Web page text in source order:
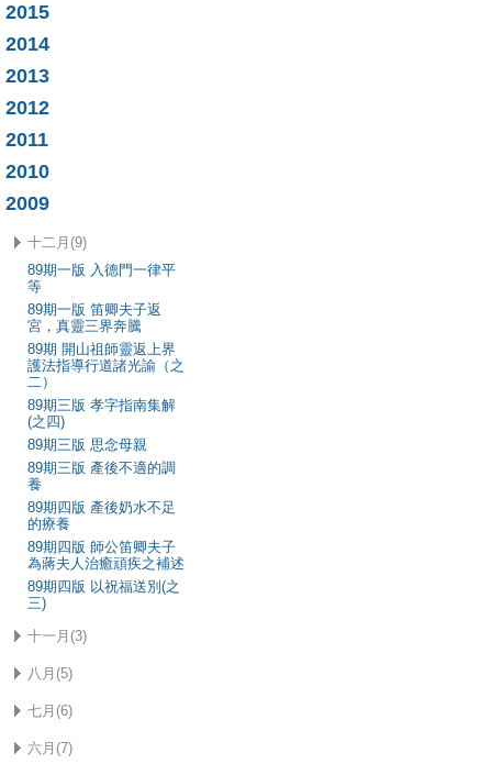
2015
2014
2013
2012
2011
2010
2009
十二月(9)
89期一版 入德門一律平
等
89期一版 笛卿夫子返
宮，真靈三界奔騰
89期 開山祖師靈返上界
護法指導行道諸光諭（之
二）
89期三版 孝字指南集解
(之四)
89期三版 思念母親
89期三版 產後不適的調
養
89期四版 產後奶水不足
的療養
89期四版 師公笛卿夫子
為蔣夫人治癒頑疾之補述
89期四版 以祝福送別(之
三)
十一月(3)
八月(5)
七月(6)
六月(7)